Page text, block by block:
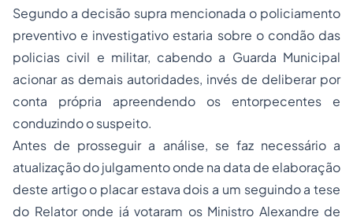
Segundo a decisão supra mencionada o policiamento
preventivo e investigativo estaria sobre o condão das
policias civil e militar, cabendo a Guarda Municipal
acionar as demais autoridades, invés de deliberar por
conta própria apreendendo os entorpecentes e
conduzindo o suspeito.
Antes de prosseguir a análise, se faz necessário a
atualização do julgamento onde na data de elaboração
deste artigo o placar estava dois a um seguindo a tese
do Relator onde já votaram os Ministro Alexandre de